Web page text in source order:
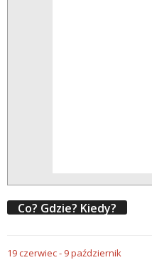
Co? Gdzie? Kiedy?
19czerwiec- 9październik